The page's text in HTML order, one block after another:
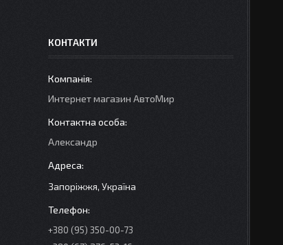
КОНТАКТИ
Интернет магазин АвтоМир
Александр
Запоріжжя, Україна
+380 (95) 350-00-73